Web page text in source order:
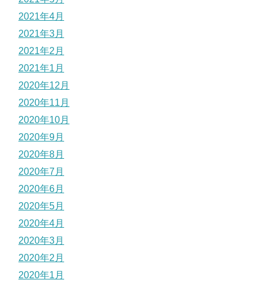
2021年4月
2021年3月
2021年2月
2021年1月
2020年12月
2020年11月
2020年10月
2020年9月
2020年8月
2020年7月
2020年6月
2020年5月
2020年4月
2020年3月
2020年2月
2020年1月